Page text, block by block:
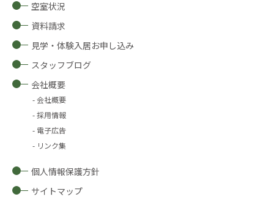
空室状況
資料請求
見学・体験入居お申し込み
スタッフブログ
会社概要
会社概要
採用情報
電子広告
リンク集
個人情報保護方針
サイトマップ